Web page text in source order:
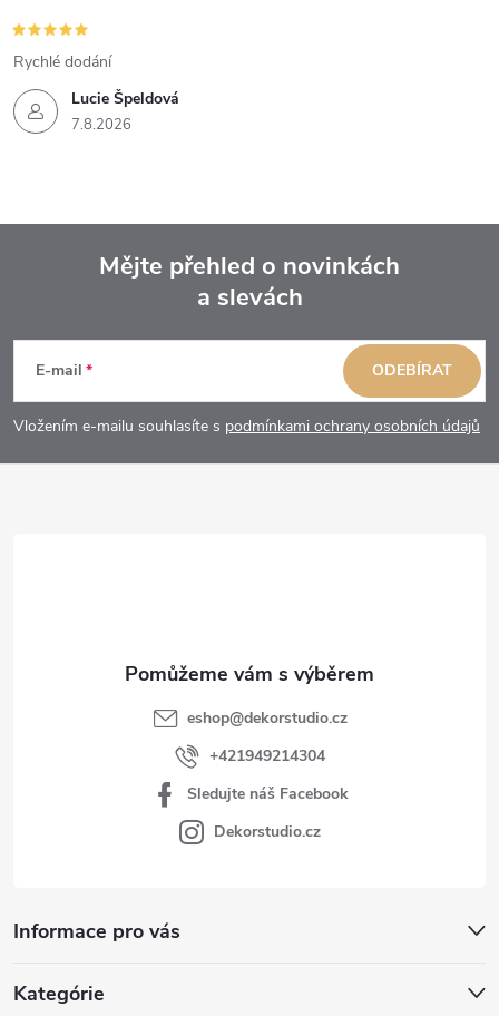
Lucie Špeldová
7.8.2026
Rychlé dodání
p
a
Mějte přehled o novinkách
a slevách
E-mail
Vložením e-mailu souhlasíte s podmínkami ochrany osobních údajů
ODEBÍRAT
Informace pro vás
Kategórie
eshop@dekorstudio.cz
+421949214304
Sledujte náš Facebook
Dekorstudio.cz